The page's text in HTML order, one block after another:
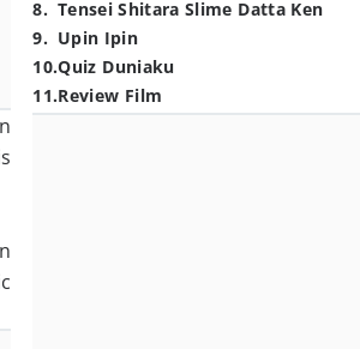
8. Tensei Shitara Slime Datta Ken
9. Upin Ipin
10.Quiz Duniaku
11.Review Film